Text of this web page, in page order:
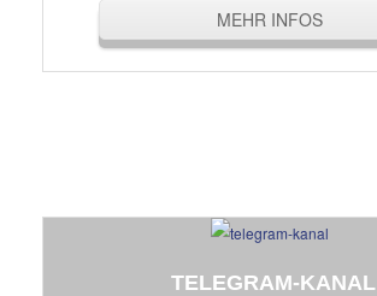
MEHR INFOS
TELEGRAM-KANAL